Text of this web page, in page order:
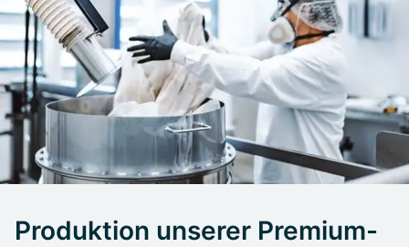
Produktion unserer Premium-